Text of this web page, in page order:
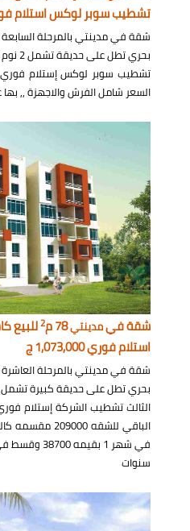
تشطيب سوبر لوكس استلام فوري
شقة في مدينتي بالمرحلة
السعر شامل الفرش والاجهزة ,,
شقة فيمدينتي78 م 2للبيع
استلام فوري 1,073,000 ج
شقة في مدينتي بالمرحلة العاشرة
الباقي للشقه
سنوات